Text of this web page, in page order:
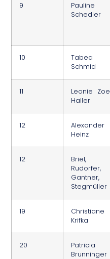
9
Pauline
Schedler
10
Tabea
Schmid
11
Leonie Zoe
Haller
12
Alexander
Heinz
12
Briel,
Rudorfer,
Gantner,
Stegmüller
19
Christiane
Krifka
20
Patricia
Brunninger